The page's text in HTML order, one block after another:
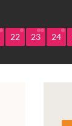
22 23 24